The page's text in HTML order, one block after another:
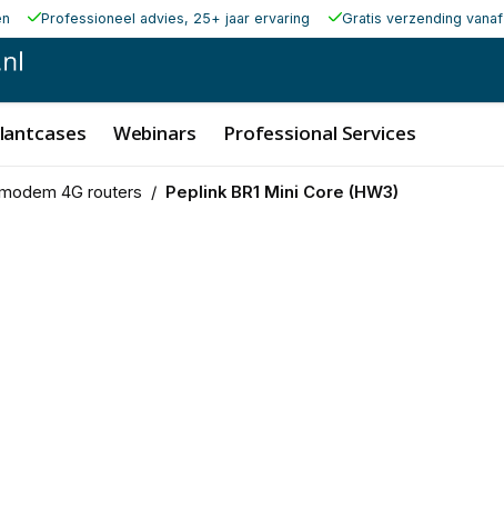
Professioneel advies, 25+ jaar ervaring Gratis verzending vanaf
Webinars Professional Services
4G routers / Peplink BR1 Mini Core (HW3)